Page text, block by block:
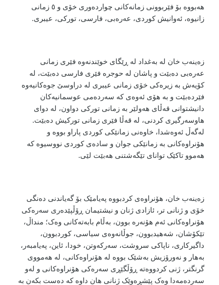
هەبووە بۆ فێربوونی زمانەکانی چواردەوری خۆی و ٥ زمانی
زانیوە، ئەوانیش کوردی، عەرەبی، فارسی، تورکی، عیبری.
زەینەب خان لە بەغداد لە ڕێگای خوێندنەوە فێری زمانی
عەرەبی دەبێت و پاشان لە حوجرە فێری فارسی دەبێت، لە
کۆیەش بە زیرەکی خۆی زمانی عیبری لە دراوسێ جوەکانیەوە
فێردەبێت و بە هۆی ئەوەی کە سەردەمی عوسمانیەکان
دانیشتوانی قەڵای هەولێر بە زمانی تورکی دواون، لە دوای
هاوسەرگیری کردنی، لە قەڵا فێری زمانی تورکیش دەبێت.
لەگەڵ ئەوەشدا، خاوەنی زمانێکی کوردی پاراو بووە و
هۆنراوەکانی بە زمانێکی جوان و سادەی کوردی نووسیوە کە
هەموو تاکێک توانای تێگەشتنی هەبێت لێی.
زەینەب خان، هۆنراوەی کردبووە پەیامێک بۆ گەیاندنی دەنگی
خۆی و ژنانی تر، ئازادی ژنان و نیشتیمان ڕۆڵپێدەری سەرەکی
هۆنراوەکانی ئەم هۆنەرە بوون، بەڵام بابەتەکانی وەک؛ منداڵ،
تێکۆشان، شەهیدبوون، جوڵانەوەی سیاسی، کوردبوون،
داگیرکاری، ناپاکی سروشت، سەرکەوتن، خودا، ئاین، پەیامبەر،
بەهار و نەورۆزیش بەشێک بووە لە هۆنراوەکانی، لە هەمووی
گرنگتر، ژنی کردووەتە ڕۆڵگێڕی سەرەکی هۆنراوەکانی و لەو
سەردەمەدا وەک پێشڕەوێک ژنانی هان داوە کە دەست بکەن بە